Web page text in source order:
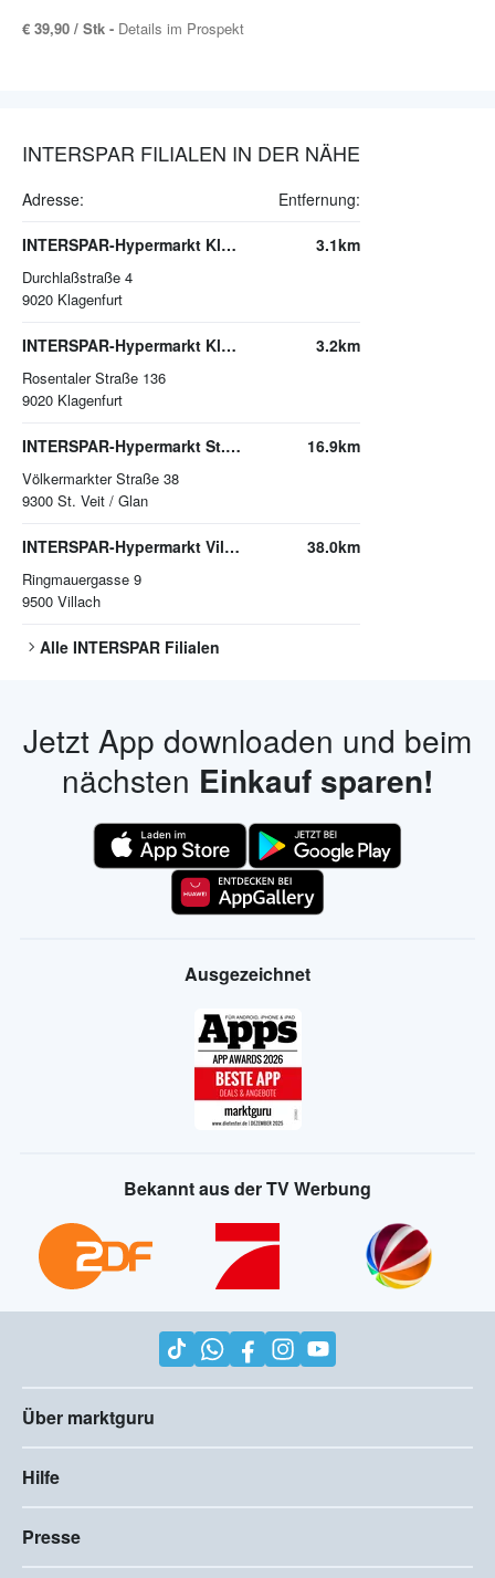
€ 39,90 / Stk - Details im Prospekt
INTERSPAR FILIALEN IN DER NÄHE
Adresse: Entfernung:
INTERSPAR-Hypermarkt Klagenfurt
Durchlaßstraße 4
9020 Klagenfurt
3.1km
INTERSPAR-Hypermarkt Klagenfurt-Süd
Rosentaler Straße 136
9020 Klagenfurt
3.2km
INTERSPAR-Hypermarkt St. Veit/Glan
Völkermarkter Straße 38
9300 St. Veit / Glan
16.9km
INTERSPAR-Hypermarkt Villach
Ringmauergasse 9
9500 Villach
38.0km
Alle INTERSPAR Filialen
Jetzt App downloaden und beim
nächsten Einkauf sparen!
Ausgezeichnet
Bekannt aus der TV Werbung
Über marktguru
Hilfe
Presse